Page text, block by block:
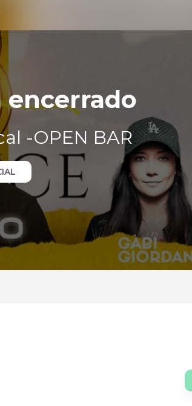
encerrado
-OPEN BAR